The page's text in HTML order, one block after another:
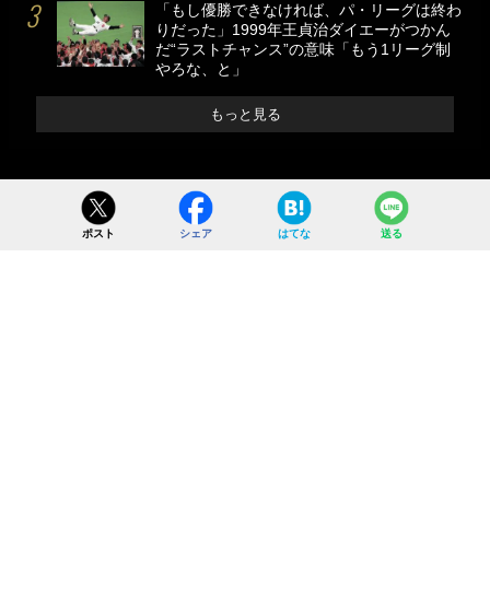
「もし優勝できなければ、パ・リーグは終わ
りだった」1999年王貞治ダイエーがつかん
だ“ラストチャンス”の意味「もう1リーグ制
やろな、と」
もっと見る
ポスト シェア はてな 送る